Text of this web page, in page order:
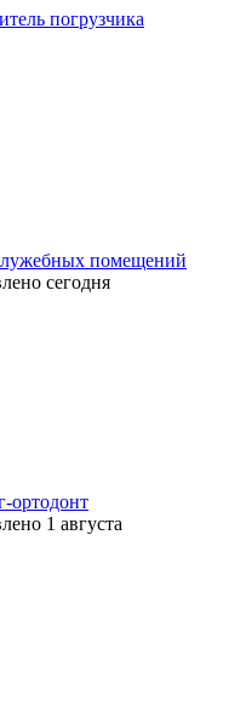
погрузчика
помещений
сегодня
ортодонт
1 августа